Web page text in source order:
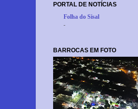
PORTAL DE NOTÍCIAS
Folha do Sisal
-
BARROCAS EM FOTO